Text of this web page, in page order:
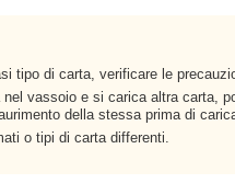
tipo di carta, verificare le
vassoio e si carica altra carta,
della stessa prima di
o tipi di carta differenti.